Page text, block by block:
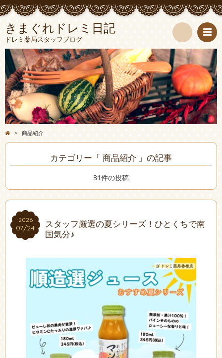
きまぐれドレミ日記
ドレミ薬局スタッフブログ
検
索
> 商品紹介
カテゴリー「 商品紹介 」の記事
31件の投稿
2026
07/24
2026
07/24
スタッフ厳選の夏シリーズ！ひとくちで南
国気分♪